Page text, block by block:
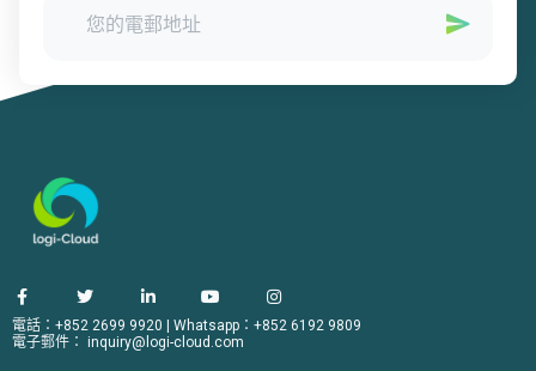
電話：+852 2699 9920
Whatsapp：+852 6192 9809
電子郵件： inquiry@logi-cloud.com